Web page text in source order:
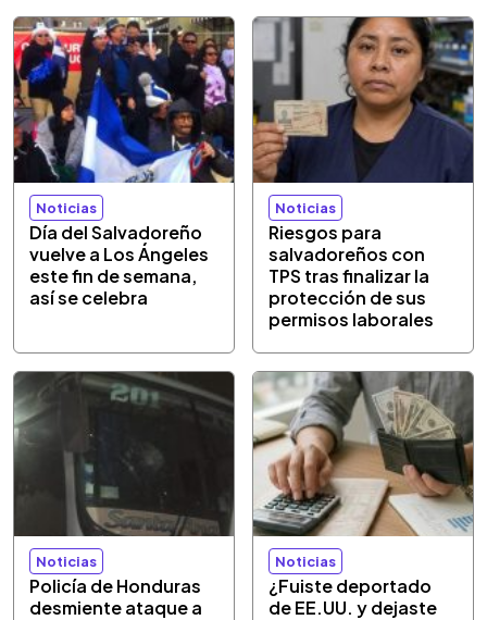
Noticias
Día del Salvadoreño
vuelve a Los Ángeles
este fin de semana,
así se celebra
Noticias
Riesgos para
salvadoreños con
TPS tras finalizar la
protección de sus
permisos laborales
Noticias
Policía de Honduras
desmiente ataque a
Noticias
¿Fuiste deportado
de EE.UU. y dejaste